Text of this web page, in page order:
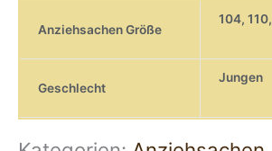
Anziehsachen Größe
104, 110,
Geschlecht
Jungen